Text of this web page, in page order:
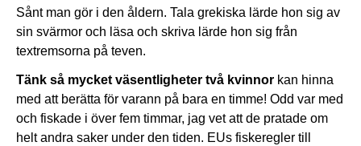
Sånt man gör i den åldern. Tala grekiska lärde hon sig av
sin svärmor och läsa och skriva lärde hon sig från
textremsorna på teven.
Tänk så mycket väsentligheter två kvinnor kan hinna
med att berätta för varann på bara en timme! Odd var med
och fiskade i över fem timmar, jag vet att de pratade om
helt andra saker under den tiden. EUs fiskeregler till